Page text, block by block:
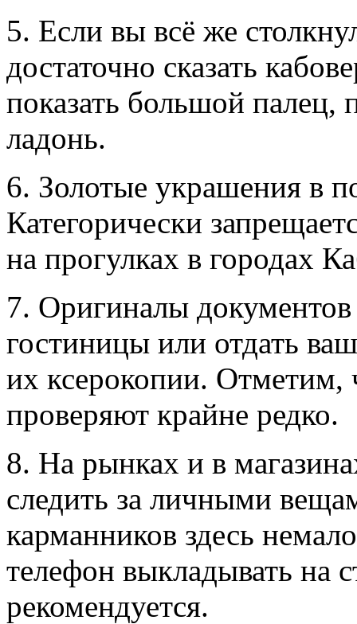
5. Если вы всё же
достаточно сказать
показать большой
ладонь.
6. Золотые украшения в
Категорически
на прогулках в городах
7. Оригиналы
гостиницы или отдать
их ксерокопии. Отметим,
проверяют крайне редко.
8. На рынках и в
следить за личными
карманников здесь
телефон выкладывать на
рекомендуется.